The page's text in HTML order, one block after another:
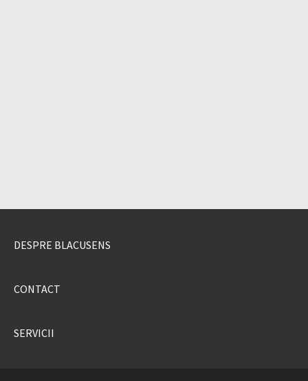
DESPRE BLACUSENS
CONTACT
SERVICII